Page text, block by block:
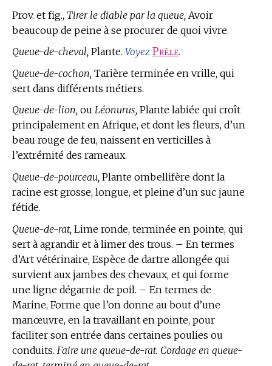
Prov. et fig., Tirer le diable par la queue, Avoir
beaucoup de peine à se procurer de quoi vivre.
Queue-de-cheval, Plante. Voyez Prêle.
Queue-de-cochon, Tarière terminée en vrille, qui
sert dans différents métiers.
Queue-de-lion, ou Léonurus, Plante labiée qui croît
principalement en Afrique, et dont les fleurs, d’un
beau rouge de feu, naissent en verticilles à
l’extrémité des rameaux.
Queue-de-pourceau, Plante ombellifère dont la
racine est grosse, longue, et pleine d’un suc jaune
fétide.
Queue-de-rat, Lime ronde, terminée en pointe, qui
sert à agrandir et à limer des trous. – En termes
d’Art vétérinaire, Espèce de dartre allongée qui
survient aux jambes des chevaux, et qui forme
une ligne dégarnie de poil. – En termes de
Marine, Forme que l’on donne au bout d’une
manœuvre, en la travaillant en pointe, pour
faciliter son entrée dans certaines poulies ou
conduits. Faire une queue-de-rat. Cordage en queue-